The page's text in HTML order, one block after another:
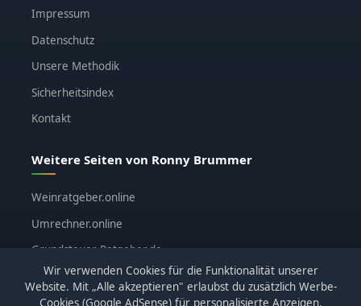
Impressum
Datenschutz
Unsere Methodik
Sicherheitsindex
Kontakt
Weitere Seiten von Ronny Brummer
Weinratgeber.online
Umrechner.online
Grundsteuer-Ratgeber.de
ronnybrummer.de
Wir verwenden Cookies für die Funktionalität unserer
Website. Mit „Alle akzeptieren" erlaubst du zusätzlich Werbe-
Cookies (Google AdSense) für personalisierte Anzeigen.